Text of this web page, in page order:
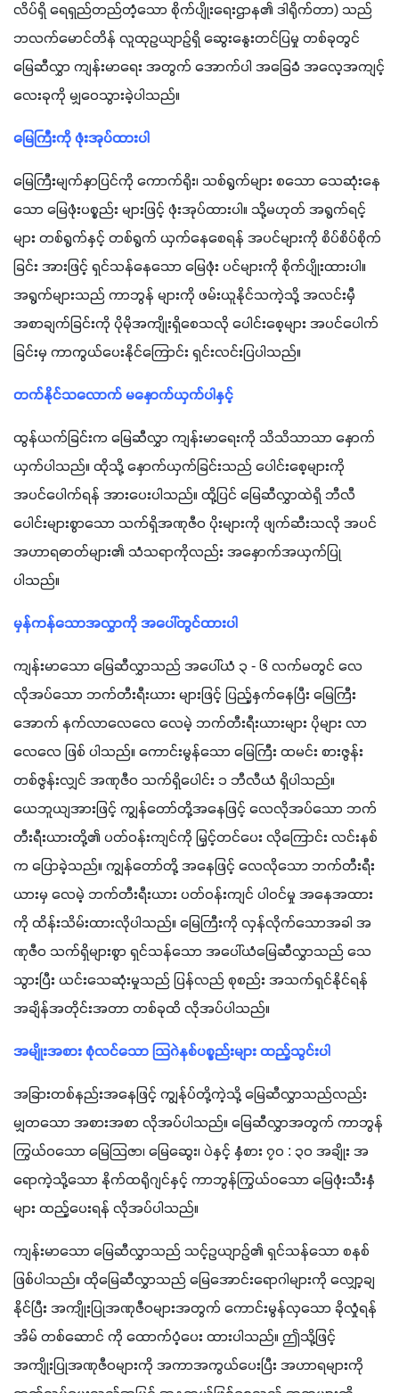
လိပ်ရှိ ရေရှည်တည်တံ့သော စိုက်ပျိုးရေးဌာန၏ ဒါရိုက်တာ) သည်
ဘလက်မောင်တိန် လူထုဥယျာဉ်ရှိ ဆွေးနွေးတင်ပြမှု တစ်ခုတွင်
မြေဆီလွှာ ကျန်းမာရေး အတွက် အောက်ပါ အခြေခံ အလေ့အကျင့်
လေးခုကို မျှဝေသွားခဲ့ပါသည်။
မြေကြီးကို ဖုံးအုပ်ထားပါ
မြေကြီးမျက်နှာပြင်ကို ကောက်ရိုး၊ သစ်ရွက်များ စသော သေဆုံးနေ
သော မြေဖုံးပစ္စည်း များဖြင့် ဖုံးအုပ်ထားပါ။ သို့မဟုတ် အရွက်ရင့်
များ တစ်ရွက်နှင့် တစ်ရွက် ယှက်နေစေရန် အပင်များကို စိပ်စိပ်စိုက်
ခြင်း အားဖြင့် ရှင်သန်နေသော မြေဖုံး ပင်များကို စိုက်ပျိုးထားပါ။
အရွက်များသည် ကာဘွန် များကို ဖမ်းယူနိုင်သကဲ့သို့ အလင်းမှီ
အစာချက်ခြင်းကို ပိုမိုအကျိုးရှိစေသလို ပေါင်းစေ့များ အပင်ပေါက်
ခြင်းမှ ကာကွယ်ပေးနိုင်ကြောင်း ရှင်းလင်းပြပါသည်။
တက်နိုင်သလောက် မနှောက်ယှက်ပါနှင့်
ထွန်ယက်ခြင်းက မြေဆီလွှာ ကျန်းမာရေးကို သိသိသာသာ နှောက်
ယှက်ပါသည်။ ထိုသို့ နှောက်ယှက်ခြင်းသည် ပေါင်းစေ့များကို
အပင်ပေါက်ရန် အားပေးပါသည်။ ထို့ပြင် မြေဆီလွှာထဲရှိ ဘီလီ
ပေါင်းများစွာသော သက်ရှိအဏုဇီဝ ပိုးများကို ဖျက်ဆီးသလို အပင်
အဟာရဓာတ်များ၏ သံသရာကိုလည်း အနှောက်အယှက်ပြု
ပါသည်။
မှန်ကန်သောအလွှာကို အပေါ်တွင်ထားပါ
ကျန်းမာသော မြေဆီလွှာသည် အပေါ်ယံ ၃ - ၆ လက်မတွင် လေ
လိုအပ်သော ဘက်တီးရီးယား များဖြင့် ပြည့်နှက်နေပြီး မြေကြီး
အောက် နက်လာလေလေ လေမဲ့ ဘက်တီးရီးယားများ ပိုများ လာ
လေလေ ဖြစ် ပါသည်။ ကောင်းမွန်သော မြေကြီး ထမင်း စားဇွန်း
တစ်ဇွန်းလျှင် အဏုဇီဝ သက်ရှိပေါင်း ၁ ဘီလီယံ ရှိပါသည်။
ယေဘူယျအားဖြင့် ကျွန်တော်တို့အနေဖြင့် လေလိုအပ်သော ဘက်
တီးရီးယားတို့၏ ပတ်ဝန်းကျင်ကို မြှင့်တင်ပေး လိုကြောင်း လင်းနစ်
က ပြောခဲ့သည်။ ကျွန်တော်တို့ အနေဖြင့် လေလိုသော ဘက်တီးရီး
ယားမှ လေမဲ့ ဘက်တီးရီးယား ပတ်ဝန်းကျင် ပါဝင်မှု အနေအထား
ကို ထိန်းသိမ်းထားလိုပါသည်။ မြေကြီးကို လှန်လိုက်သောအခါ အ
ဏုဇီဝ သက်ရှိများစွာ ရှင်သန်သော အပေါ်ယံမြေဆီလွှာသည် သေ
သွားပြီး ယင်းသေဆုံးမှုသည် ပြန်လည် စုစည်း အသက်ရှင်နိုင်ရန်
အချိန်အတိုင်းအတာ တစ်ခုထိ လိုအပ်ပါသည်။
အမျိုးအစား စုံလင်သော သြဂဲနစ်ပစ္စည်းများ ထည့်သွင်းပါ
အခြားတစ်နည်းအနေဖြင့် ကျွန်ုပ်တို့ကဲ့သို့ မြေဆီလွှာသည်လည်း
မျှတသော အစားအစာ လိုအပ်ပါသည်။ မြေဆီလွှာအတွက် ကာဘွန်
ကြွယ်ဝသော မြေသြဇာ၊ မြေဆွေး၊ ပဲနှင့် နှံစား ၇၀ : ၃၀ အချိုး အ
ရောကဲ့သို့သော နိုက်ထရိုဂျင်နှင့် ကာဘွန်ကြွယ်ဝသော မြေဖုံးသီးနှံ
များ ထည့်ပေးရန် လိုအပ်ပါသည်။
ကျန်းမာသော မြေဆီလွှာသည် သင့်ဥယျာဉ်၏ ရှင်သန်သော စနစ်
ဖြစ်ပါသည်။ ထိုမြေဆီလွှာသည် မြေအောင်းရောဂါများကို လျှော့ချ
နိုင်ပြီး အကျိုးပြုအဏုဇီဝများအတွက် ကောင်းမွန်လှသော ခိုလှုံရန်
အိမ် တစ်ဆောင် ကို ထောက်ပံ့ပေး ထားပါသည်။ ဤသို့ဖြင့်
အကျိုးပြုအဏုဇီဝများကို အကာအကွယ်ပေးပြီး အဟာရများကို